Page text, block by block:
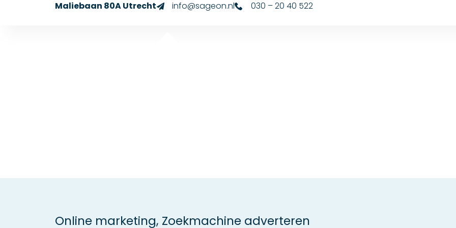
Maliebaan 80A Utrecht info@sageon.nl 030 – 20 40 522
Online marketing, Zoekmachine adverteren